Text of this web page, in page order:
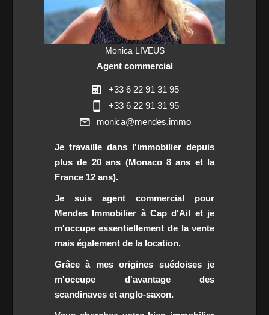
Monica LIVEUS
Agent commercial
+33 6 22 91 31 95
+33 6 22 91 31 95
monica@mendes.immo
Je travaille dans l'immobilier depuis
plus de 20 ans (Monaco 8 ans et la
France 12 ans).
Je suis agent commercial pour
Mendes Immobilier à Cap d'Ail et je
m'occupe essentiellement de la vente
mais également de la location.
Grâce à mes origines suédoises je
m'occupe d'avantage des
scandinaves et anglo-saxon.